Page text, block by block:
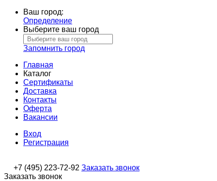
Ваш город:
Определение
Выберите ваш город
Запомнить город
Главная
Каталог
Сертификаты
Доставка
Контакты
Оферта
Вакансии
Вход
Регистрация
+7 (495) 223-72-92 Заказать звонок
Заказать звонок